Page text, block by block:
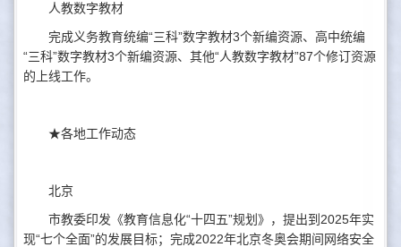
人教数字教材
完成义务教育统编“三科”数字教材3个新编资源、高中统编
“三科”数字教材3个新编资源、其他“人教数字教材”87个修订资源
的上线工作。
★各地工作动态
北京
市教委印发《教育信息化“十四五”规划》，提出到2025年实
现“七个全面”的发展目标；完成2022年北京冬奥会期间网络安全